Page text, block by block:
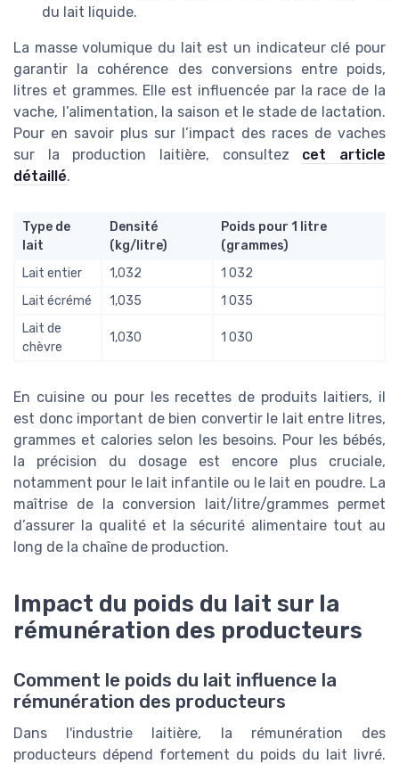
du lait liquide.
La masse volumique du lait est un indicateur clé pour
garantir la cohérence des conversions entre poids,
litres et grammes. Elle est influencée par la race de la
vache, l’alimentation, la saison et le stade de lactation.
Pour en savoir plus sur l’impact des races de vaches
sur la production laitière, consultez cet article
détaillé.
Type de
lait
Densité
(kg/litre)
Poids pour 1 litre
(grammes)
Lait entier
1,032
1 032
Lait écrémé
1,035
1 035
Lait de
chèvre
1,030 1 030
En cuisine ou pour les recettes de produits laitiers, il
est donc important de bien convertir le lait entre litres,
grammes et calories selon les besoins. Pour les bébés,
la précision du dosage est encore plus cruciale,
notamment pour le lait infantile ou le lait en poudre. La
maîtrise de la conversion lait/litre/grammes permet
d’assurer la qualité et la sécurité alimentaire tout au
long de la chaîne de production.
Impact du poids du lait sur la
rémunération des producteurs
Comment le poids du lait influence la
rémunération des producteurs
Dans l'industrie laitière, la rémunération des
producteurs dépend fortement du poids du lait livré.